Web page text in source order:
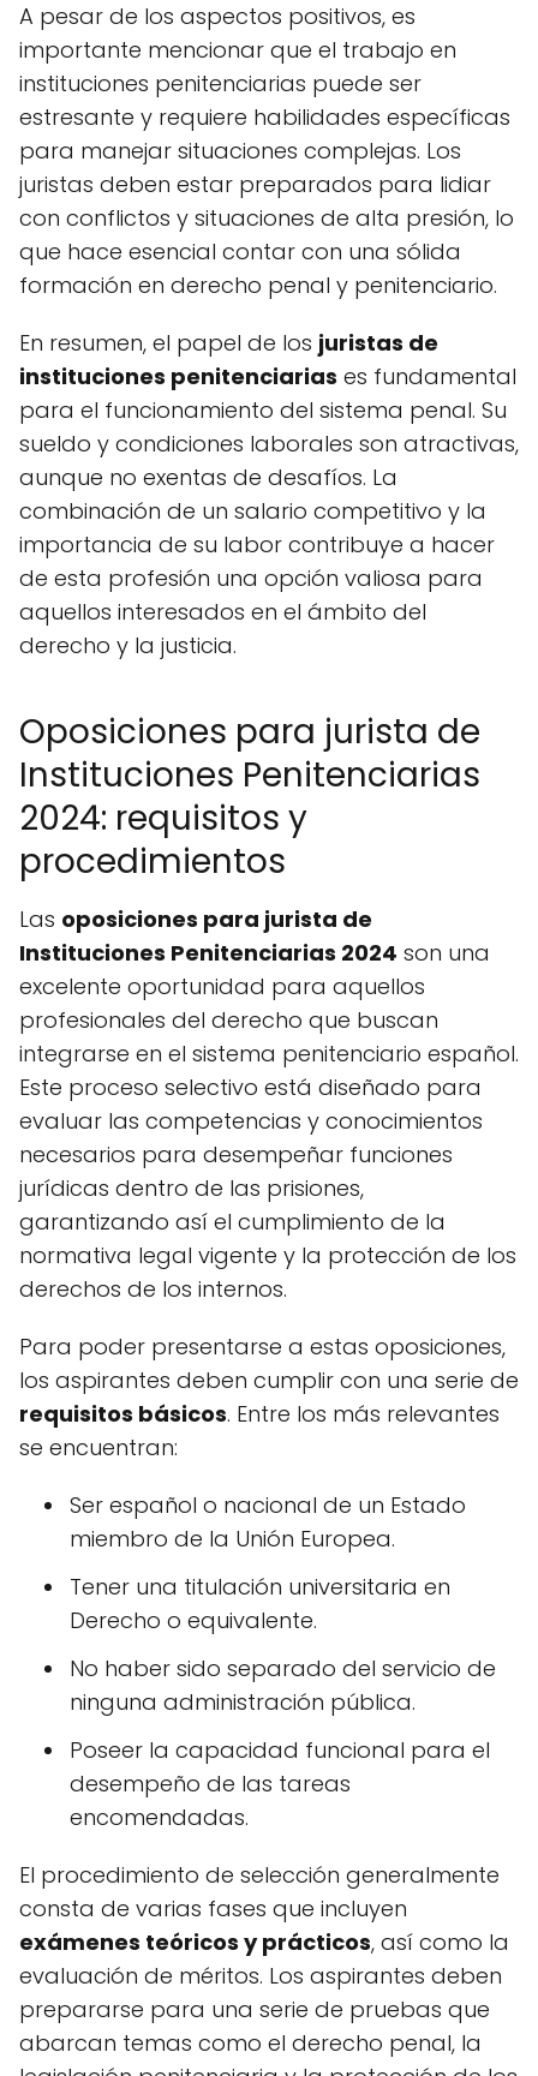
A pesar de los aspectos positivos, es
importante mencionar que el trabajo en
instituciones penitenciarias puede ser
estresante y requiere habilidades específicas
para manejar situaciones complejas. Los
juristas deben estar preparados para lidiar
con conflictos y situaciones de alta presión, lo
que hace esencial contar con una sólida
formación en derecho penal y penitenciario.
En resumen, el papel de los juristas de
instituciones penitenciarias es fundamental
para el funcionamiento del sistema penal. Su
sueldo y condiciones laborales son atractivas,
aunque no exentas de desafíos. La
combinación de un salario competitivo y la
importancia de su labor contribuye a hacer
de esta profesión una opción valiosa para
aquellos interesados en el ámbito del
derecho y la justicia.
Oposiciones para jurista de
Instituciones Penitenciarias
2024: requisitos y
procedimientos
Las oposiciones para jurista de
Instituciones Penitenciarias 2024 son una
excelente oportunidad para aquellos
profesionales del derecho que buscan
integrarse en el sistema penitenciario español.
Este proceso selectivo está diseñado para
evaluar las competencias y conocimientos
necesarios para desempeñar funciones
jurídicas dentro de las prisiones,
garantizando así el cumplimiento de la
normativa legal vigente y la protección de los
derechos de los internos.
Para poder presentarse a estas oposiciones,
los aspirantes deben cumplir con una serie de
requisitos básicos. Entre los más relevantes
se encuentran:
Ser español o nacional de un Estado
miembro de la Unión Europea.
Tener una titulación universitaria en
Derecho o equivalente.
No haber sido separado del servicio de
ninguna administración pública.
Poseer la capacidad funcional para el
desempeño de las tareas
encomendadas.
El procedimiento de selección generalmente
consta de varias fases que incluyen
exámenes teóricos y prácticos, así como la
evaluación de méritos. Los aspirantes deben
prepararse para una serie de pruebas que
abarcan temas como el derecho penal, la